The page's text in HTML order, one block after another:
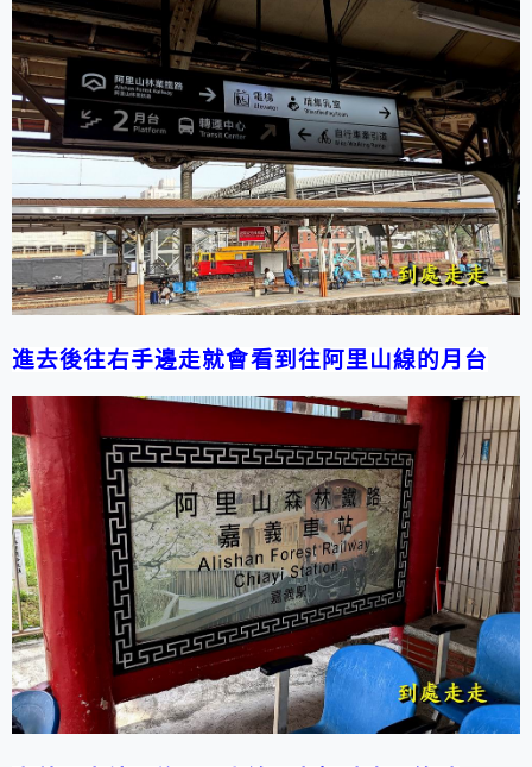
進去後往右手邊走就會看到往阿里山線的月台